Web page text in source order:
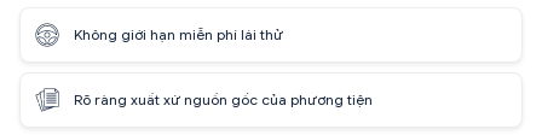
Không giới hạn miễn phí lái thử
Rõ ràng xuất xứ nguồn gốc của phương tiện